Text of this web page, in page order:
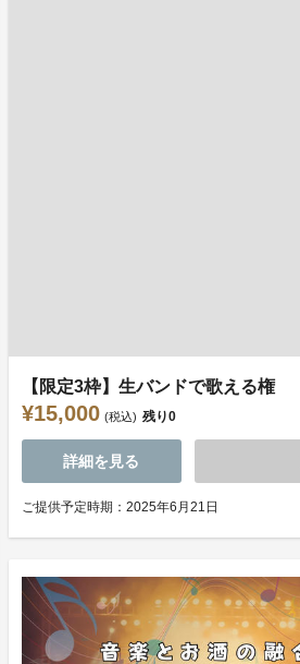
【限定3枠】生バンドで歌える権
¥15,000 (税込) 残り0
詳細を見る
ご提供予定時期：2025年6月21日